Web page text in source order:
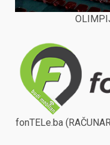
fonTELe.ba